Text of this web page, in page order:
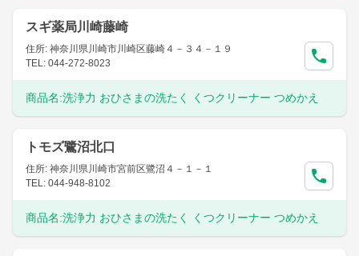
スギ薬局川崎藤崎
住所: 神奈川県川崎市川崎区藤崎４－３４－１９
TEL: 044-272-8023
商品名:洗浄力 おひさまの洗たく くつクリーナー つめかえ
トモズ鷺沼北口
住所: 神奈川県川崎市宮前区鷺沼４－１－１
TEL: 044-948-8102
商品名:洗浄力 おひさまの洗たく くつクリーナー つめかえ